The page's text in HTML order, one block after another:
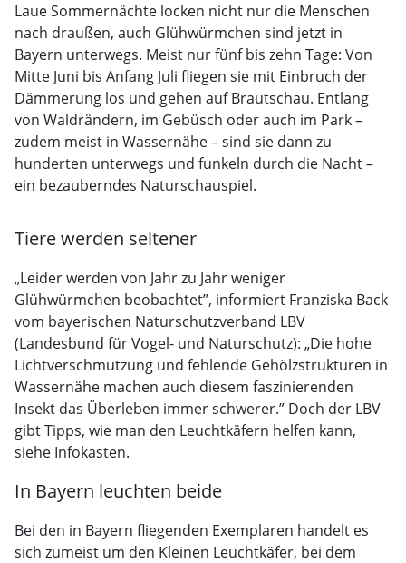
Laue Sommernächte locken nicht nur die Menschen
nach draußen, auch Glühwürmchen sind jetzt in
Bayern unterwegs. Meist nur fünf bis zehn Tage: Von
Mitte Juni bis Anfang Juli fliegen sie mit Einbruch der
Dämmerung los und gehen auf Brautschau. Entlang
von Waldrändern, im Gebüsch oder auch im Park –
zudem meist in Wassernähe – sind sie dann zu
hunderten unterwegs und funkeln durch die Nacht –
ein bezauberndes Naturschauspiel.
Tiere werden seltener
„Leider werden von Jahr zu Jahr weniger
Glühwürmchen beobachtet”, informiert Franziska Back
vom bayerischen Naturschutzverband LBV
(Landesbund für Vogel- und Naturschutz): „Die hohe
Lichtverschmutzung und fehlende Gehölzstrukturen in
Wassernähe machen auch diesem faszinierenden
Insekt das Überleben immer schwerer.” Doch der LBV
gibt Tipps, wie man den Leuchtkäfern helfen kann,
siehe Infokasten.
In Bayern leuchten beide
Bei den in Bayern fliegenden Exemplaren handelt es
sich zumeist um den Kleinen Leuchtkäfer, bei dem